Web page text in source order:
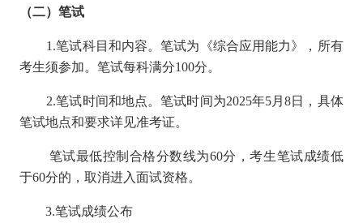
（二）笔试
1.笔试科目和内容。笔试为《综合应用能力》，所有
考生须参加。笔试每科满分100分。
2.笔试时间和地点。笔试时间为2025年5月8日，具体
笔试地点和要求详见准考证。
笔试最低控制合格分数线为60分，考生笔试成绩低
于60分的，取消进入面试资格。
3.笔试成绩公布